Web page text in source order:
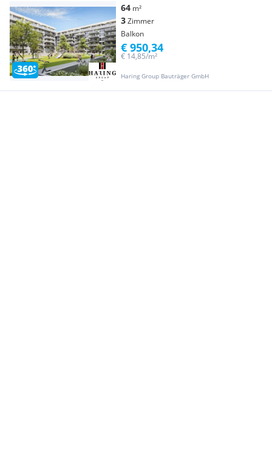
64 m²
3Zimmer
Balkon
Haring Group Bauträger GmbH
€ 14,85/m²
€ 950,34